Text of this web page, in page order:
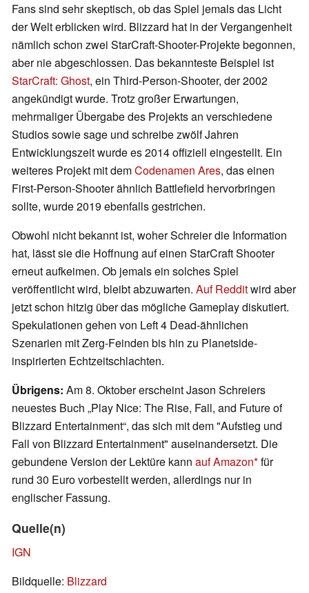
Fans sind sehr skeptisch, ob das Spiel jemals das Licht
der Welt erblicken wird. Blizzard hat in der Vergangenheit
nämlich schon zwei StarCraft-Shooter-Projekte begonnen,
aber nie abgeschlossen. Das bekannteste Beispiel ist
StarCraft: Ghost, ein Third-Person-Shooter, der 2002
angekündigt wurde. Trotz großer Erwartungen,
mehrmaliger Übergabe des Projekts an verschiedene
Studios sowie sage und schreibe zwölf Jahren
Entwicklungszeit wurde es 2014 offiziell eingestellt. Ein
weiteres Projekt mit demCodenamen Ares, das einen
First-Person-Shooter ähnlich Battlefield hervorbringen
sollte, wurde 2019 ebenfalls gestrichen.
Obwohl nicht bekannt ist, woher Schreier die Information
hat, lässt sie die Hoffnung auf einen StarCraft Shooter
erneut aufkeimen. Ob jemals ein solches Spiel
veröffentlicht wird, bleibt abzuwarten. Auf Redditwird aber
jetzt schon hitzig über das mögliche Gameplay diskutiert.
Spekulationen gehen von Left 4 Dead-ähnlichen
Szenarien mit Zerg-Feinden bis hin zu Planetside-
inspirierten Echtzeitschlachten.
Übrigens: Am 8. Oktober erscheint Jason Schreiers
neuestes Buch „Play Nice: The Rise, Fall, and Future of
Blizzard Entertainment“, das sich mit dem "Aufstieg und
Fall von Blizzard Entertainment" auseinandersetzt. Die
gebundene Version der Lektüre kann auf Amazon für
rund 30 Euro vorbestellt werden, allerdings nur in
englischer Fassung.
Quelle(n)
IGN
Bildquelle: Blizzard